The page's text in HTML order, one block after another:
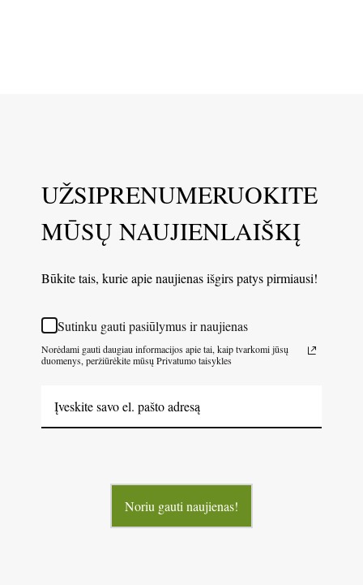
UŽSIPRENUMERUOKITE
MŪSŲ NAUJIENLAIŠKĮ
Būkite tais, kurie apie naujienas išgirs patys pirmiausi!
Sutinku gauti pasiūlymus ir naujienas
Norėdami gauti daugiau informacijos apie tai, kaip tvarkomi jūsų
duomenys, peržiūrėkite mūsų Privatumo taisykles
Noriu gauti naujienas!